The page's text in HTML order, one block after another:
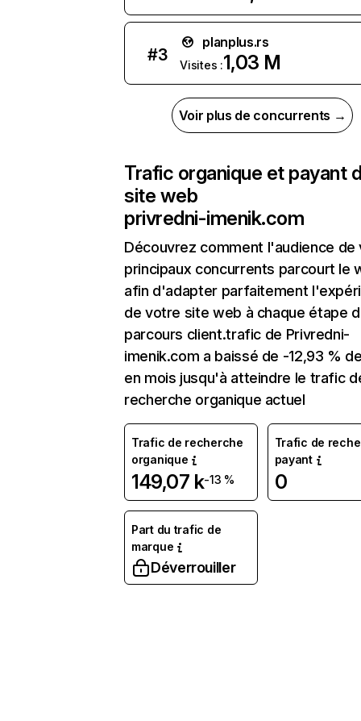
#3
planplus.rs
Visites :1,03 M
Voir plus de concurrents →
Trafic organique et payant
site web
privredni-imenik.com
Découvrez comment l'audience de
principaux concurrents parcourt le
afin d'adapter parfaitement
de votre site web à chaque étape
parcours client.trafic de Privredni-
imenik.com a baissé de -12,93 %
en mois jusqu'à atteindre le trafic
recherche organique actuel
Trafic de recherche
organique
149,07 k-13 %
Trafic de
payant
0
Part du trafic de
marque
Déverrouiller